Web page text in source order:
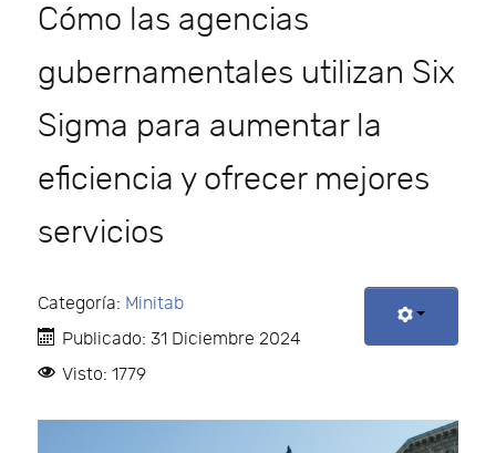
Cómo las agencias
gubernamentales utilizan Six
Sigma para aumentar la
eficiencia y ofrecer mejores
servicios
Categoría: Minitab
Publicado: 31 Diciembre 2024
Visto: 1779